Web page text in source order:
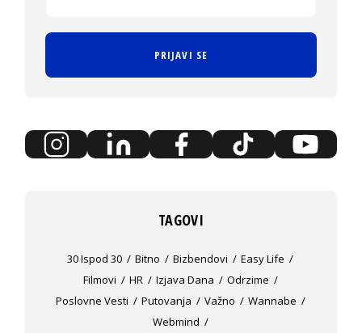
PRIJAVI SE
TAGOVI
30 Ispod 30 Bitno Bizbendovi
Easy Life
Filmovi
HR Izjava Dana
Odrzime
Poslovne Vesti
Putovanja Važno
Wannabe
Webmind